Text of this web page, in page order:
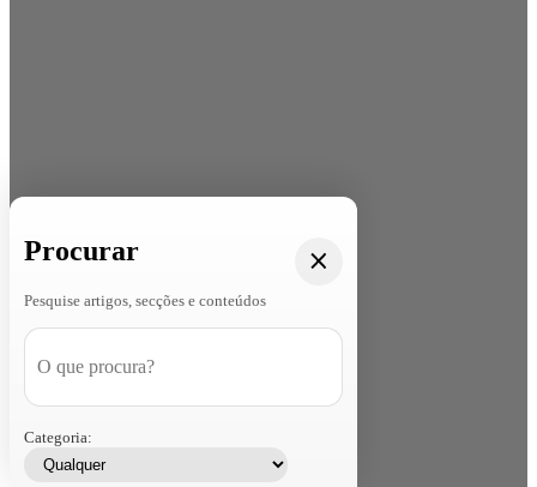
Procurar
Pesquise artigos, secções e conteúdos
Categoria: